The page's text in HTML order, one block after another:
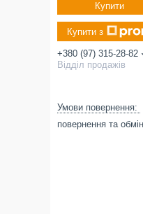
Купити
Купити з
+380 (97) 315-28-82
Відділ продажів
повернення та